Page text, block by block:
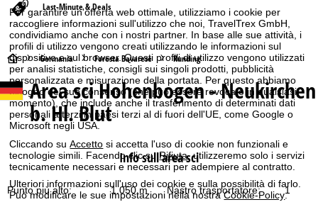
Per garantire un'offerta web ottimale, utilizziamo i cookie per
raccogliere informazioni sull'utilizzo che noi, TravelTrex GmbH,
condividiamo anche con i nostri partner. In base alle sue attività, i
profili di utilizzo vengono creati utilizzando le informazioni sul
dispositivo e sul browser. Questi profili di utilizzo vengono utilizzati
per analisi statistiche, consigli sui singoli prodotti, pubblicità
personalizzata e misurazione della portata. Per questo abbiamo
bisogno del suo consenso (che può essere revocato in qualsiasi
momento), che include anche il trasferimento di determinati dati
personali a terzi in paesi terzi al di fuori dell'UE, come Google o
Microsoft negli USA.
Cliccando suAccetto si accetta l'uso di cookie non funzionali e
tecnologie simili. Facendo clic suRifiuta, utilizzeremo solo i servizi
tecnicamente necessari e necessari per adempiere al contratto.
Ulteriori informazioni sull'uso dei cookie e sulla possibilità di farlo.
Può modificare le sue impostazioni nella nostraCookie-Policy.
Last-Minute & Deals
H
o
m
e
p
Germania Foresta Bavarese Runding
Area sciHohenbogen - Neukirchen
b. Hl. Blut
Info sull'area sci
Punto più alto: 1.050 m Nastro trasportatore: 1